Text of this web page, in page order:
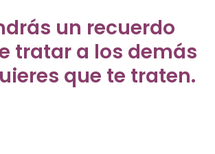
un recuerdo
tratar a los demás
que te traten.